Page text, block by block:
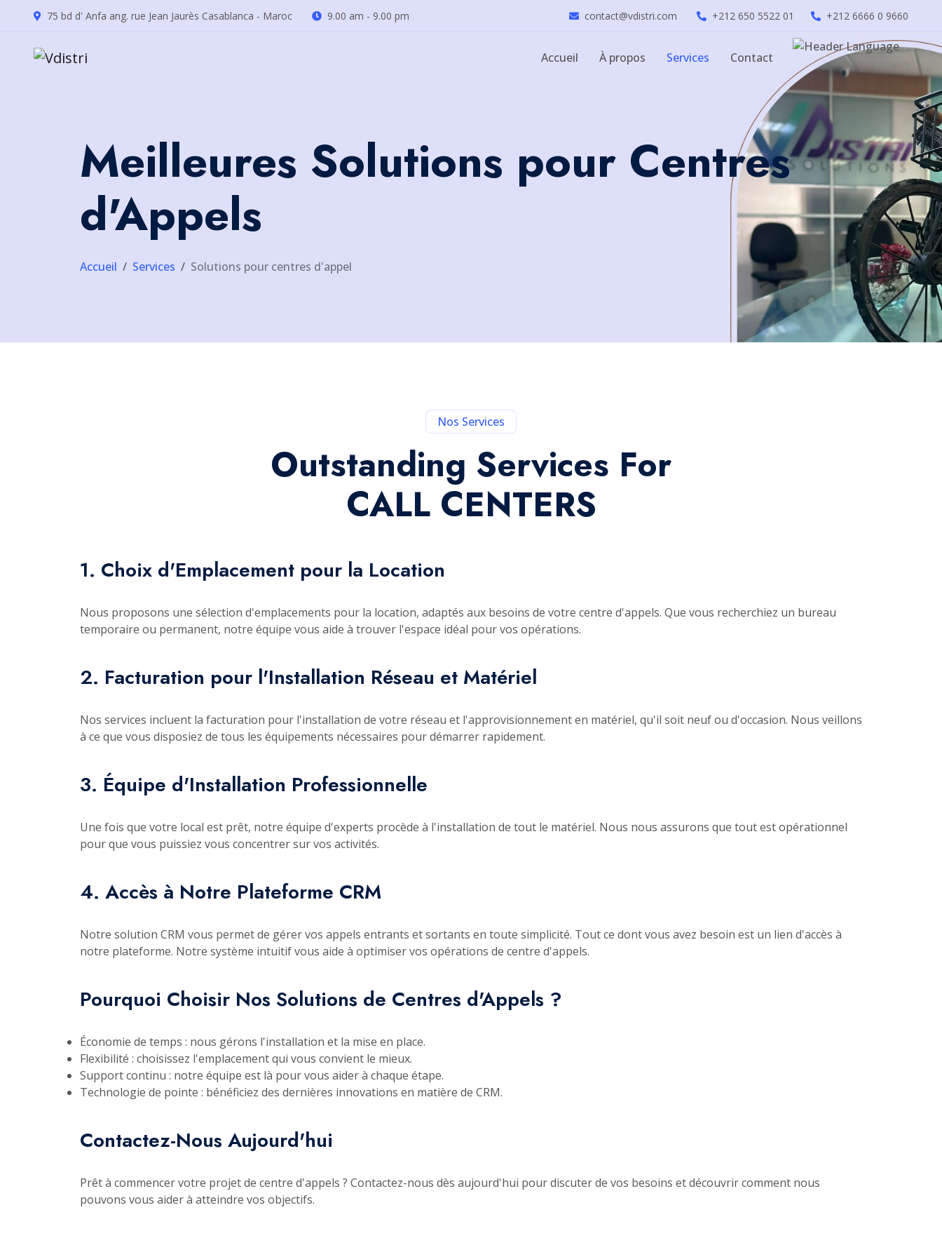
75 bd d' Anfa ang. rue Jean Jaurès Casablanca - Maroc 9.00 am - 9.00 pm contact@vdistri.com +212 650 5522 01 +212 6666 0 9660
Accueil À propos Services Contact
Meilleures Solutions pour Centres
d'Appels
Accueil Services Solutions pour centres d'appel
Nos Services
Outstanding Services For
CALL CENTERS
1. Choix d'Emplacement pour la Location
Nous proposons une sélection d'emplacements pour la location, adaptés aux besoins de votre centre d'appels. Que vous recherchiez un bureau
temporaire ou permanent, notre équipe vous aide à trouver l'espace idéal pour vos opérations.
2. Facturation pour l'Installation Réseau et Matériel
Nos services incluent la facturation pour l'installation de votre réseau et l'approvisionnement en matériel, qu'il soit neuf ou d'occasion. Nous veillons
à ce que vous disposiez de tous les équipements nécessaires pour démarrer rapidement.
3. Équipe d'Installation Professionnelle
Une fois que votre local est prêt, notre équipe d'experts procède à l'installation de tout le matériel. Nous nous assurons que tout est opérationnel
pour que vous puissiez vous concentrer sur vos activités.
4. Accès à Notre Plateforme CRM
Notre solution CRM vous permet de gérer vos appels entrants et sortants en toute simplicité. Tout ce dont vous avez besoin est un lien d'accès à
notre plateforme. Notre système intuitif vous aide à optimiser vos opérations de centre d'appels.
Pourquoi Choisir Nos Solutions de Centres d'Appels ?
Économie de temps : nous gérons l'installation et la mise en place.
Flexibilité : choisissez l'emplacement qui vous convient le mieux.
Support continu : notre équipe est là pour vous aider à chaque étape.
Technologie de pointe : bénéficiez des dernières innovations en matière de CRM.
Contactez-Nous Aujourd'hui
Prêt à commencer votre projet de centre d'appels ? Contactez-nous dès aujourd'hui pour discuter de vos besoins et découvrir comment nous
pouvons vous aider à atteindre vos objectifs.